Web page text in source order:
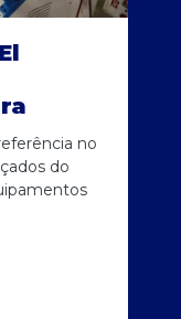
no
do